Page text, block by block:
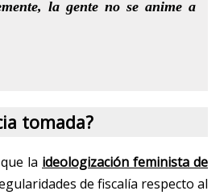
la gente no se anime a
tomada?
la ideologización feminista de
de fiscalía respecto al